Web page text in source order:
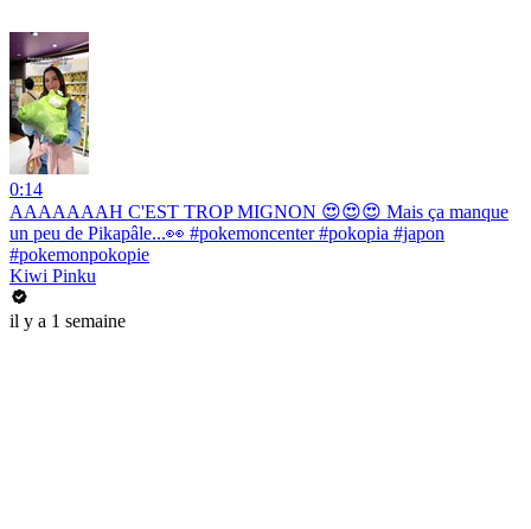
0:14
AAAAAAAH C'EST TROP MIGNON 😍😍😍 Mais ça manque
un peu de Pikapâle...👀 #pokemoncenter #pokopia #japon
#pokemonpokopie
Kiwi Pinku
il y a 1 semaine